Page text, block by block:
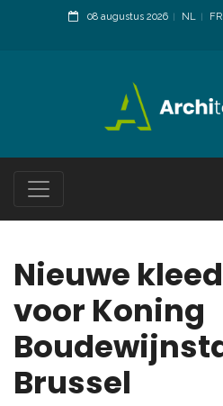
08 augustus 2026 NL FR
Nieuwe
voor Koning
Brussel